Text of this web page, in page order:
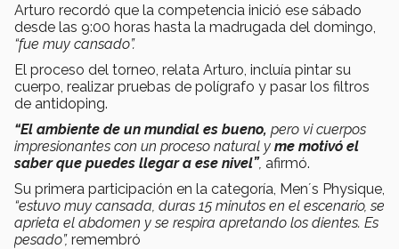
Arturo recordó que la competencia inició ese sábado
desde las 9:00 horas hasta la madrugada del domingo,
“fue muy cansado”.
El proceso del torneo, relata Arturo, incluía pintar su
cuerpo, realizar pruebas de polígrafo y pasar los filtros
de antidoping.
“El ambiente de un mundial es bueno, pero vi cuerpos
impresionantes con un proceso natural y me motivó el
saber que puedes llegar a ese nivel”, afirmó.
Su primera participación en la categoría, Men´s Physique,
“estuvo muy cansada, duras 15 minutos en el escenario, se
aprieta el abdomen y se respira apretando los dientes. Es
pesado”, remembró